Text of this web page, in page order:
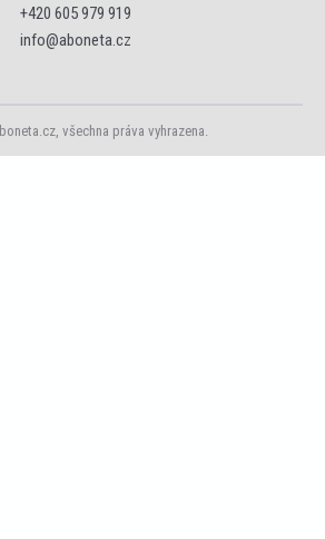
+420 605 979 919
info@aboneta.cz
všechna práva vyhrazena.